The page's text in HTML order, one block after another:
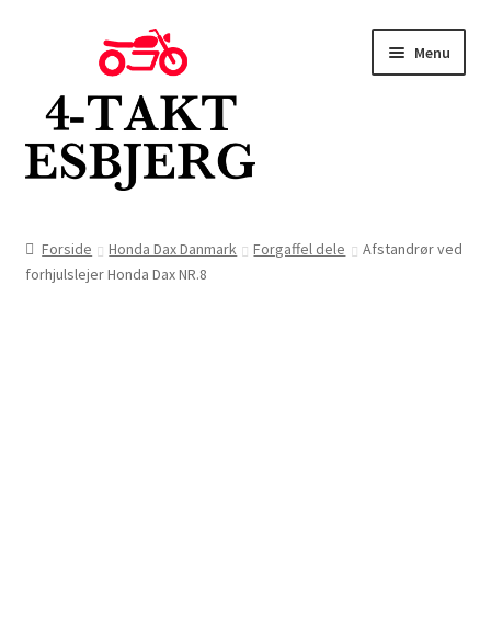
navigation
indhold
Menu
Butik
Forside Honda Dax Danmark Forgaffel dele
Afstandrør ved
forhjulslejer Honda Dax NR.8